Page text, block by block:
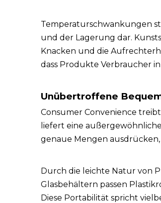
Temperaturschwankungen
und der Lagerung dar.
Knacken und die
dass Produkte Verbraucher
Unübertroffene
Consumer Convenience
liefert eine
genaue Mengen
Durch die leichte Natur von
Glasbehältern passen
Diese Portabilität spricht